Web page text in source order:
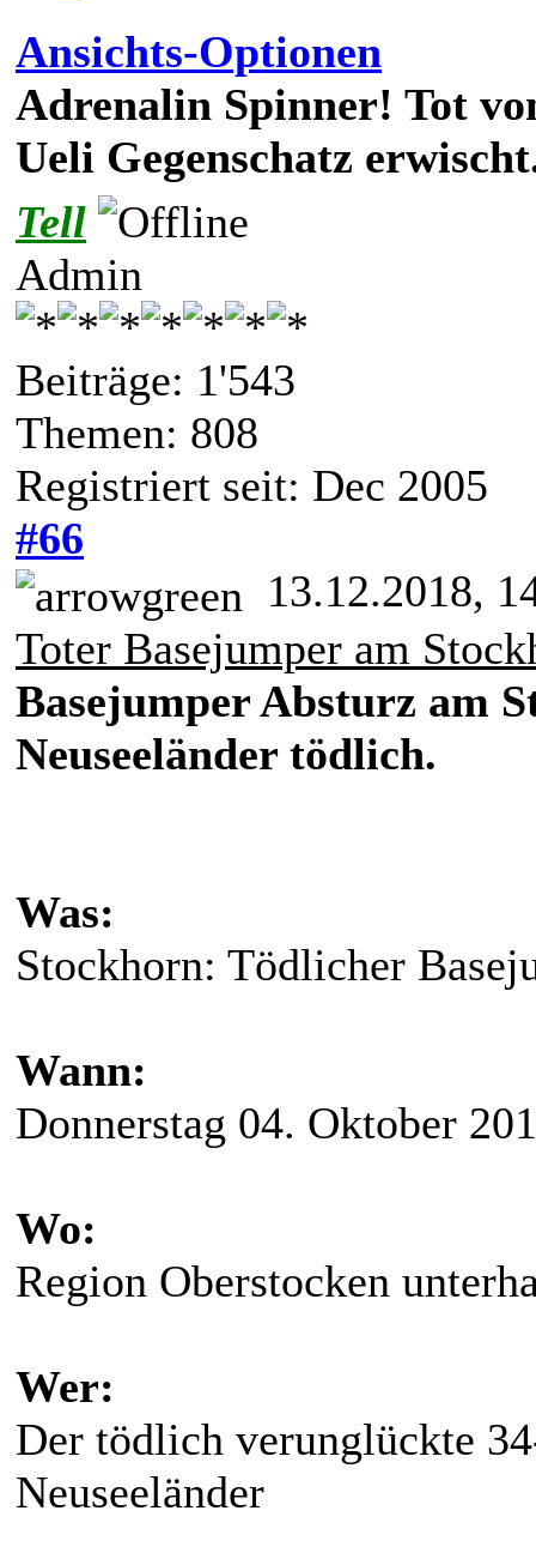
Ansichts-Optionen
Adrenalin Spinner! Tot
Ueli Gegenschatz
Tell
Admin
Beiträge: 1'543
Themen: 808
Registriert seit: Dec 2005
#66
13.12.2018,
Toter Basejumper am
Basejumper Absturz am
Neuseeländer tödlich.
Was:
Stockhorn: Tödlicher
Wann:
Donnerstag 04. Oktober
Wo:
Region Oberstocken
Wer:
Der tödlich verunglückte
Neuseeländer